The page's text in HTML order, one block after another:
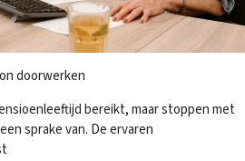
doorwerken
bereikt, maar stoppen met
sprake van. De ervaren